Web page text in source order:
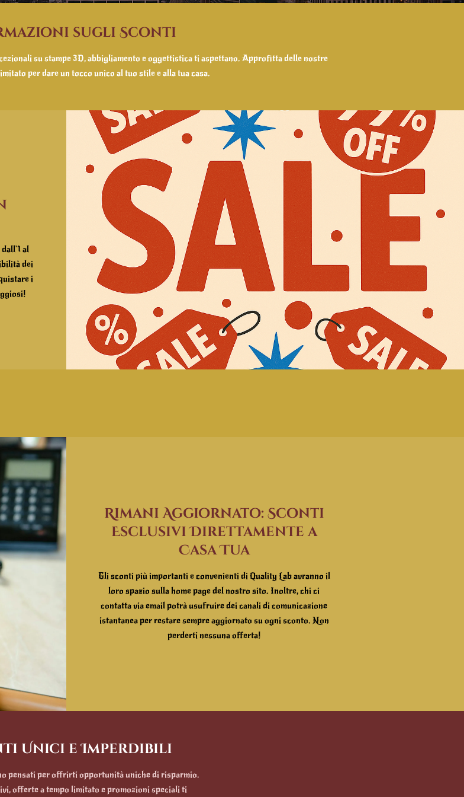
sugli Sconti
su stampe 3D, abbigliamento e oggettistica ti aspettano. Approfitta delle nostre
per dare un tocco unico al tuo stile e alla tua casa.
al
dei
i
Rimani Aggiornato: Sconti
Esclusivi Direttamente a
Casa Tua
Gli sconti più importanti e convenienti di Quality Lab avranno il
loro spazio sulla home page del nostro sito. Inoltre, chi ci
contatta via email potrà usufruire dei canali di comunicazione
istantanea per restare sempre aggiornato su ogni sconto. Non
perderti nessuna offerta!
Unici e Imperdibili
pensati per offrirti opportunità uniche di risparmio.
offerte a tempo limitato e promozioni speciali ti